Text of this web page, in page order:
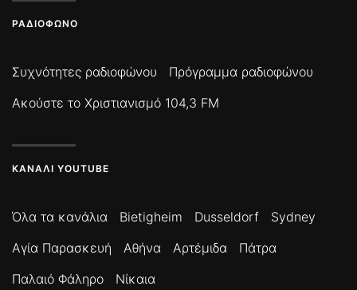
ΡΑΔΙΌΦΩΝΟ
Συχνότητες ραδιοφώνου
Πρόγραμμα ραδιοφώνου
Ακούστε το Χριστιανισμό 104,3 FM
ΚΑΝΆΛΙ YOUTUBE
Όλα τα κανάλια Bietigheim Dusseldorf
Sydney
Αγία Παρασκευή
Αθήνα Αρτέμιδα
Πάτρα
Παλαιό Φάληρο
Νίκαια